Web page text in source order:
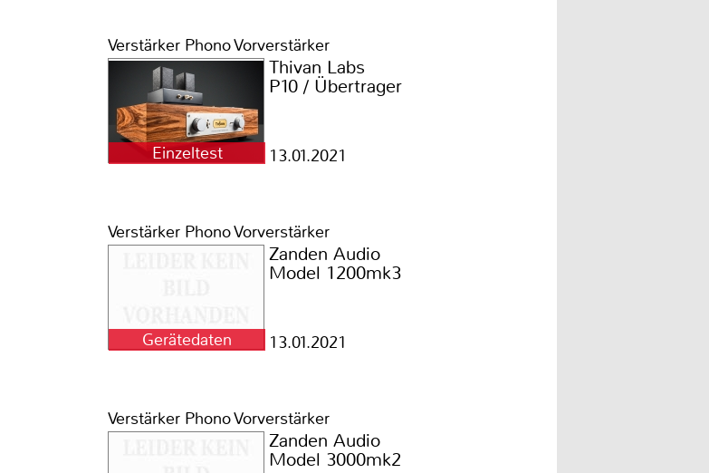
Verstärker Phono Vorverstärker
Einzeltest
Thivan Labs
P10 / Übertrager
13.01.2021
Verstärker Phono Vorverstärker
Gerätedaten
Zanden Audio
Model 1200mk3
13.01.2021
Verstärker Phono Vorverstärker
Zanden Audio
Model 3000mk2